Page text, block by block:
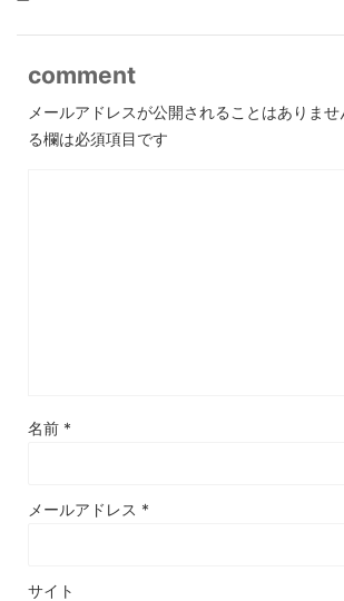
comment
メールアドレスが公開されることはありませ
る欄は必須項目です
名前 *
メールアドレス *
サイト